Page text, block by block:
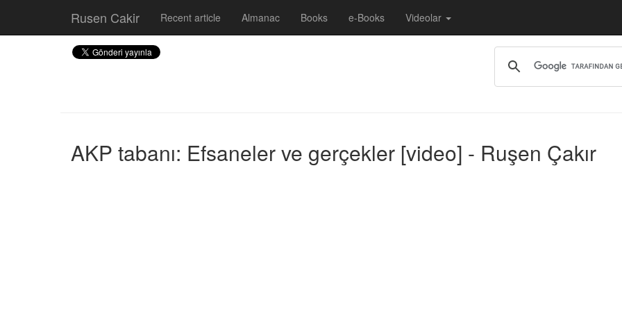
Rusen Cakir Recent article Almanac Books e-Books Videolar
AKP tabanı: Efsaneler ve gerçekler [video] - Ruşen Çakır